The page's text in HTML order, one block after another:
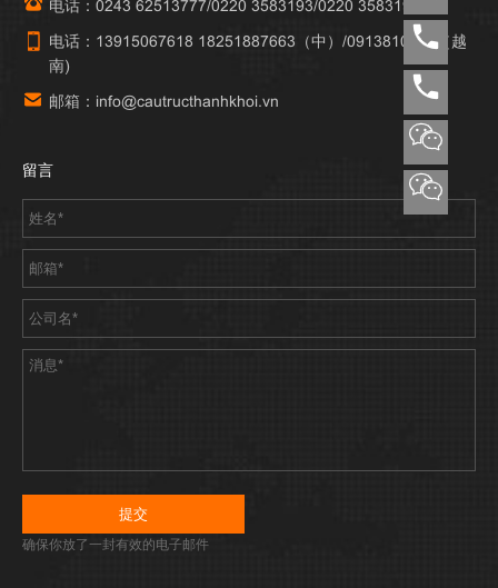
电话：0243 62513777/0220 3583193/0220 3583195
电话：13915067618 18251887663（中）/0913810777（越
南)
邮箱：info@cautructhanhkhoi.vn
留言
确保你放了一封有效的电子邮件